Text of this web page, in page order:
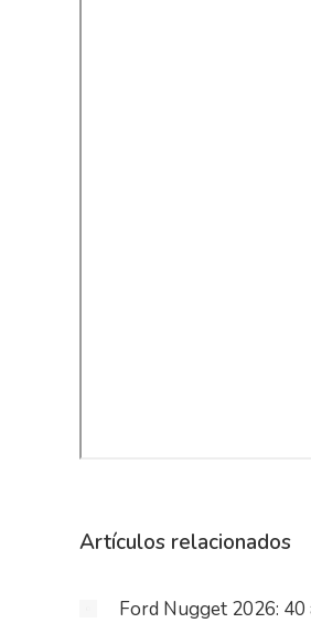
Artículos relacionados
Ford Nugget 2026: 40